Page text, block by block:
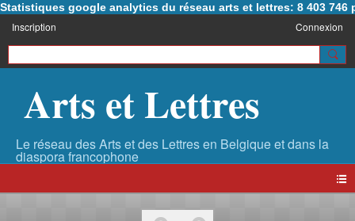
Statistiques google analytics du réseau arts et lettres: 8 403 746
Inscription Connexion
Arts et Lettres